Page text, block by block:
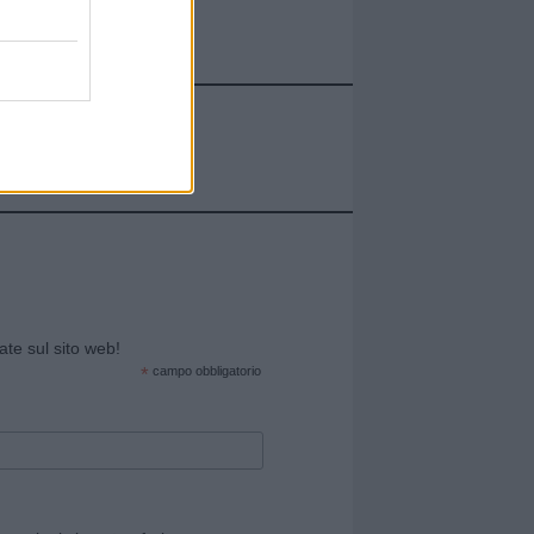
sul sito web!
* campo obbligatorio